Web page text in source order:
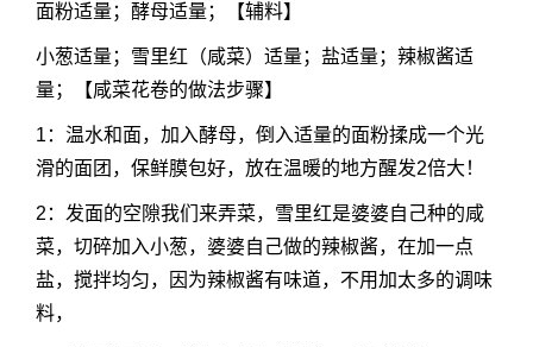
面粉适量；酵母适量；【辅料】
小葱适量；雪里红（咸菜）适量；盐适量；辣椒酱适
量；【咸菜花卷的做法步骤】
1：温水和面，加入酵母，倒入适量的面粉揉成一个光
滑的面团，保鲜膜包好，放在温暖的地方醒发2倍大！
2：发面的空隙我们来弄菜，雪里红是婆婆自己种的咸
菜，切碎加入小葱，婆婆自己做的辣椒酱，在加一点
盐，搅拌均匀，因为辣椒酱有味道，不用加太多的调味
料，